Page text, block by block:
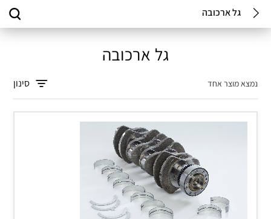
גל ארכובה
גל ארכובה
נמצא מוצר אחד סינון